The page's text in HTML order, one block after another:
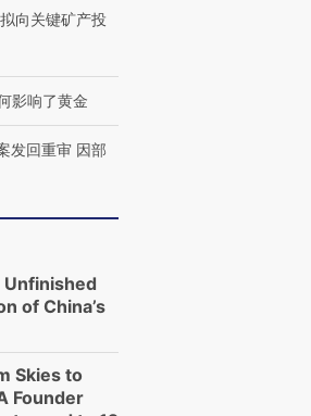
向关键矿产投
影响了黄金
发回重审 因部
Unfinished
of China’s
Skies to
Founder